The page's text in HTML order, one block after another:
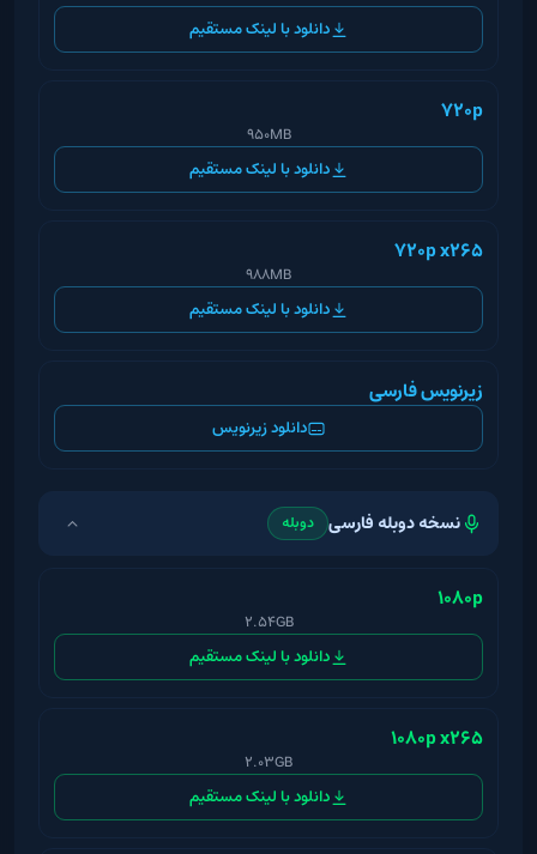
دانلود با لینک مستقیم
720p
950MB
دانلود با لینک مستقیم
720p x265
988MB
دانلود با لینک مستقیم
زیرنویس فارسی
دانلود زیرنویس
نسخه دوبله فارسی دوبله
1080p
2.54GB
دانلود با لینک مستقیم
1080p x265
2.03GB
دانلود با لینک مستقیم